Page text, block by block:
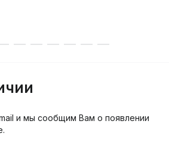
и мы сообщим Вам о появлении